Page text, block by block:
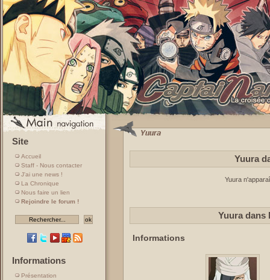
Site
Accueil
Staff - Nous contacter
J'ai une news !
La Chronique
Nous faire un lien
Rejoindre le forum !
Informations
Présentation
Yuura
Yuura
Yuura dans
Informations